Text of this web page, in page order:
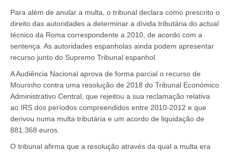
Para além de anular a multa, o tribunal declara como prescrito o
direito das autoridades a determinar a dívida tributária do actual
técnico da Roma correspondente a 2010, de acordo com a
sentença. As autoridades espanholas ainda podem apresentar
recurso junto do Supremo Tribunal espanhol.
A Audiência Nacional aprova de forma parcial o recurso de
Mourinho contra uma resolução de 2018 do Tribunal Económico
Administrativo Central, que rejeitou a sua reclamação relativa
ao IRS dos períodos compreendidos entre 2010-2012 e que
derivou numa multa tributária e um acordo de liquidação de
881.368 euros.
O tribunal afirma que a resolução através da qual a multa era